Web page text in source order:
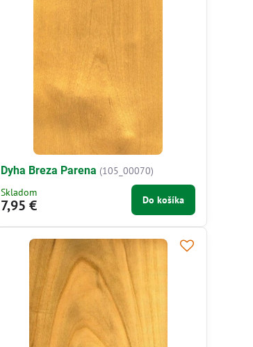
Dyha Breza Parena (105_00070)
Skladom
7,95 € Do košíka